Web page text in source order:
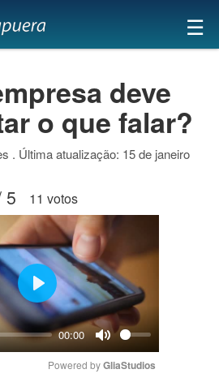
×
☰
deve
o que falar?
. Última atualização: 15 de janeiro
5 11 votos
00:00
Mute
Play
Powered by GliaStudios